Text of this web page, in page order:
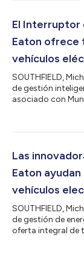
El Interruptor
Eaton ofrece
vehículos
SOUTHFIELD,
de gestión
asociado con
cadena de 400
reconfiguración
Las
Eaton
vehículos
SOUTHFIELD,
de gestión de
oferta integral de